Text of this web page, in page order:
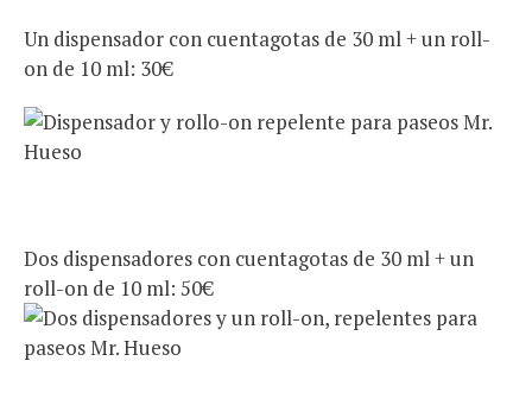
Un dispensador con cuentagotas de 30 ml + un roll-
on de 10 ml: 30€
Dos dispensadores con cuentagotas de 30 ml + un
roll-on de 10 ml: 50€